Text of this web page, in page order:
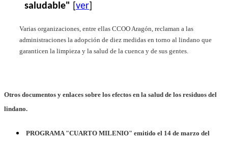
saludable"
ver
Varias organizaciones, entre ellas CCOO Aragón, reclaman a las
administraciones la adopción de diez medidas en torno al lindano que
garanticen la limpieza y la salud de la cuenca y de sus gentes.
Otros documentos y enlaces sobre los efectos en la salud de los residuos del
lindano.
PROGRAMA "CUARTO MILENIO" emitido el 14 de marzo del